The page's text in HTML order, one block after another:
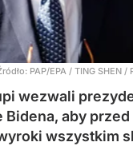
PAP/EPA / TING SHEN /
wezwali
aby
wszystkim